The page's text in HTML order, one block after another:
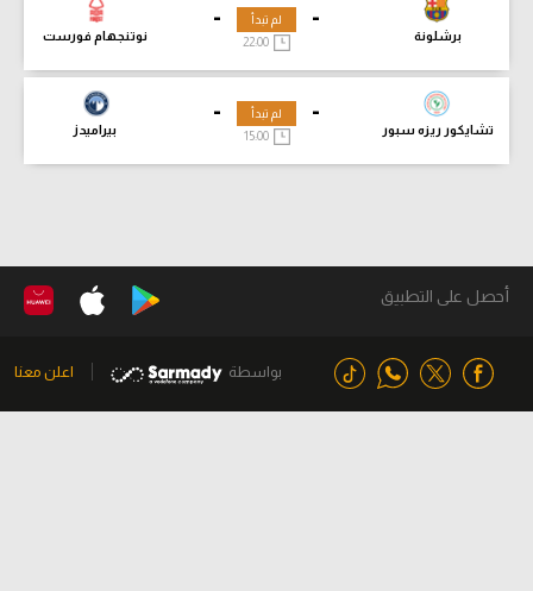
-
برشلونة
-
نوتنجهام فورست
لم تبدأ
-
تشايكور ريزه سبور
-
بيراميدز
لم تبدأ
15:00
أحصل على التطبيق
بواسطة اعلن معنا